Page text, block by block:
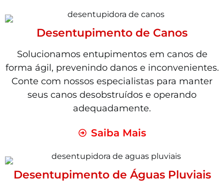
Desentupimento de Canos
Solucionamos entupimentos em canos de
forma ágil, prevenindo danos e inconvenientes.
Conte com nossos especialistas para manter
seus canos desobstruídos e operando
adequadamente.
Saiba Mais
Desentupimento de Águas Pluviais